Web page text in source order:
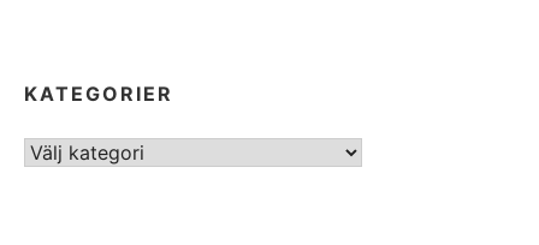
KATEGORIER
Kategorier